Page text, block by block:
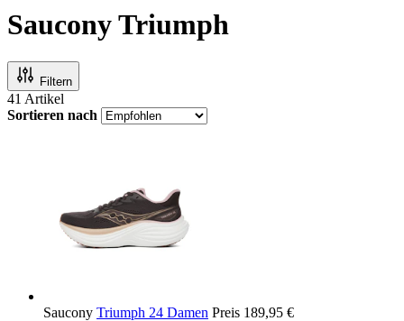
Saucony Triumph
Filtern
41 Artikel
Sortieren nach
Saucony Triumph 24 Damen Preis 189,95 €